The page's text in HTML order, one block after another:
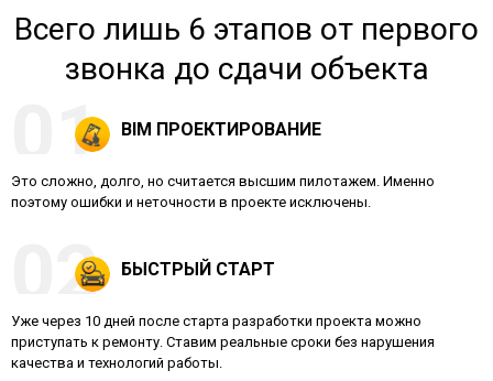
Всего лишь 6 этапов от первого
звонка до сдачи объекта
BIM ПРОЕКТИРОВАНИЕ
Это сложно, долго, но считается высшим пилотажем. Именно
поэтому ошибки и неточности в проекте исключены.
БЫСТРЫЙ СТАРТ
Уже через 10 дней после старта разработки проекта можно
приступать к ремонту. Ставим реальные сроки без нарушения
качества и технологий работы.